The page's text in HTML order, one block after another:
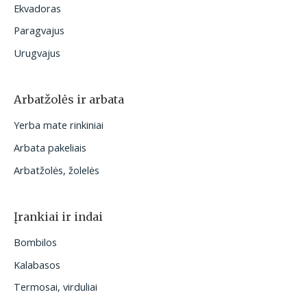
Ekvadoras
Paragvajus
Urugvajus
Arbatžolės ir arbata
Yerba mate rinkiniai
Arbata pakeliais
Arbatžolės, žolelės
Įrankiai ir indai
Bombilos
Kalabasos
Termosai, virduliai